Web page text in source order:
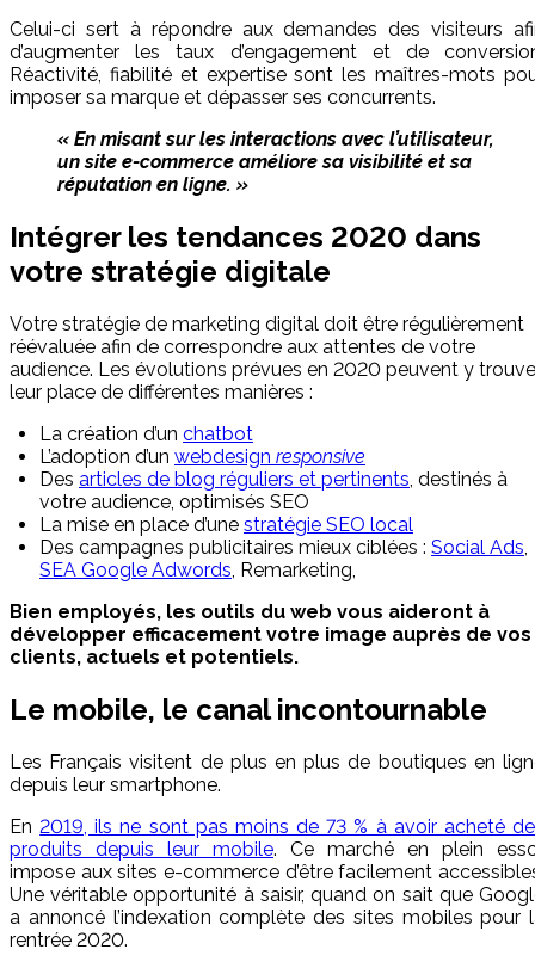
Celui-ci sert à répondre aux demandes des visiteurs
d’augmenter les taux d’engagement et de
Réactivité, fiabilité et expertise sont les maîtres-mots
imposer sa marque et dépasser ses concurrents.
« En misant sur les interactions avec l’utilisateur,
un site e-commerce améliore sa visibilité et sa
réputation en ligne. »
Intégrer les tendances 2020 dans
votre stratégie digitale
Votre stratégie de marketing digital doit être régulièrement
réévaluée afin de correspondre aux attentes de votre
audience. Les évolutions prévues en 2020 peuvent y
leur place de différentes manières :
La création d’un chatbot
L’adoption d’un webdesign responsive
Des articles de blog réguliers et pertinents , destinés à
votre audience, optimisés SEO
La mise en place d’une stratégie SEO local
Des campagnes publicitaires mieux ciblées : Social Ads
SEA Google Adwords , Remarketing,
Bien employés, les outils du web vous aideront à
développer efficacement votre image auprès de vos
clients, actuels et potentiels.
Le mobile, le canal incontournable
Les Français visitent de plus en plus de boutiques en
depuis leur smartphone.
En2019, ils ne sont pas moins de 73 % à avoir acheté
produits depuis leur mobile. Ce marché en plein
impose aux sites e-commerce d’être facilement
Une véritable opportunité à saisir, quand on sait que
a annoncé l’indexation complète des sites mobiles pour
rentrée 2020.